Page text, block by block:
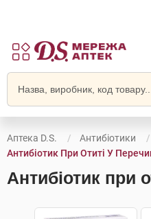
Аптека D.S. Антибіотики
Антибіотик При Отиті У
Антибіотик при